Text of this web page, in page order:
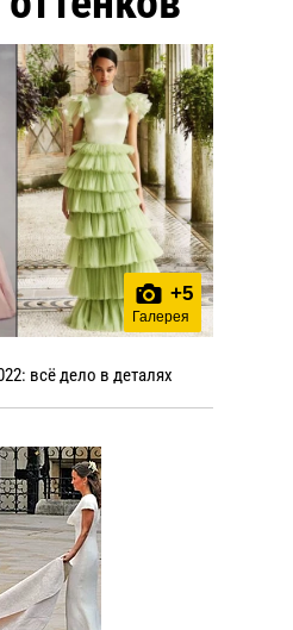
+5
Галерея
всё дело в деталях